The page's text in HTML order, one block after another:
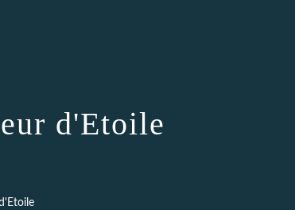
d'Etoile